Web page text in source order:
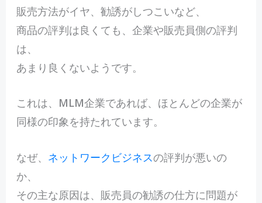
販売方法がイヤ、勧誘がしつこいなど、
商品の評判は良くても、企業や販売員側の評判
は、
あまり良くないようです。
これは、MLM企業であれば、ほとんどの企業が
同様の印象を持たれています。
なぜ、 ネットワークビジネスの評判が悪いの
か、
その主な原因は、販売員の勧誘の仕方に問題が